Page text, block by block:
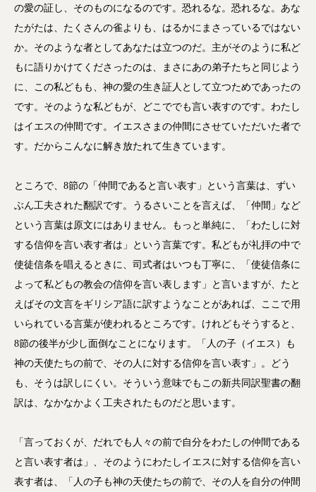
の愛の証し、そのものになるのです。恐れるな。恐れるな。あな
たがたは、たくさんの雀よりも、はるかにまさっているではない
か。そのような者としてあなたは立つのだ。主がそのように私ど
もに語りかけてくださったのは、まさにあの弟子たちと同じよう
に、この私どもも、神の愛の生き証人として立つためであったの
です。そのような私どもが、どこででも言い表すのです。わたし
はイエスの仲間です。イエスさまの仲間にさせていただいた者で
す。だからこんなに解き放たれて生きています。
ところで、8節の「仲間であると言い表す」という言葉は、ずい
ぶん工夫された翻訳です。うるさいことを言えば、「仲間」など
という言葉は原文にはありません。もっと単純に、「わたしに対
する信仰を言い表す者は」という言葉です。私どもが礼拝の中で
使徒信条を唱えるときに、司式者はいつも丁寧に、「使徒信条に
よって私どもの教会の信仰を言い表します」と言いますが、たと
えばその文言をギリシア語に訳すようなことがあれば、ここで用
いられている言葉が使われるところです。けれどもそうすると、
8節の後半が少し面倒なことになります。「人の子（イエス）も
神の天使たちの前で、その人に対する信仰を言い表す」。どう
も、そうは訳しにくい。そういう意味でもこの新共同訳聖書の翻
訳は、なかなかよく工夫されたものだと思います。
「言っておくが、だれでも人々の前で自分をわたしの仲間である
と言い表す者は」、そのようにわたしイエスに対する信仰を言い
表す者は、「人の子も神の天使たちの前で、その人を自分の仲間